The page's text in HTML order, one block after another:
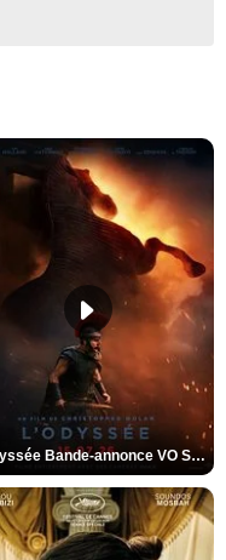
L'Odyssée Bande-annonce VO STFR